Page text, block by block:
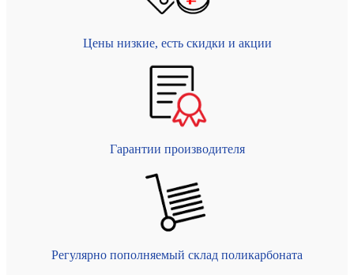
Цены низкие, есть скидки и акции
Гарантии производителя
Регулярно пополняемый склад поликарбоната